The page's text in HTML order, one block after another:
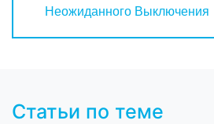
Неожиданного Выключения
Статьи по теме